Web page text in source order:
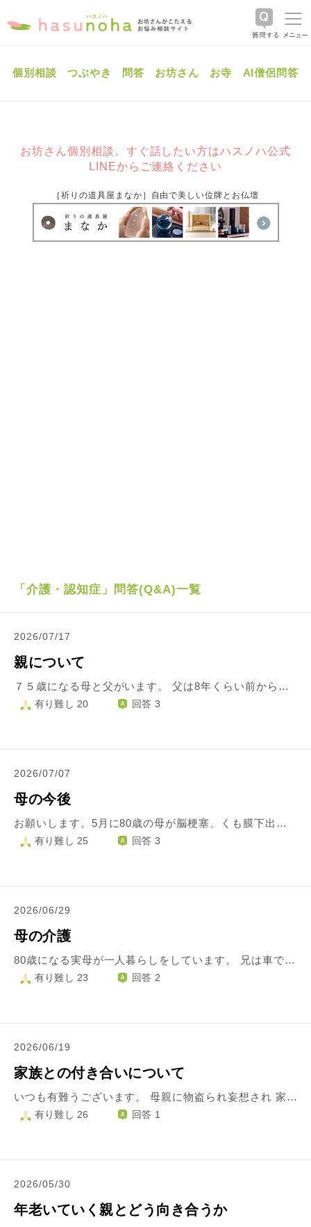
個別相談 つぶやき 問答 お坊さん お寺 AI僧侶問答
お坊さん個別相談。すぐ話したい方はハスノハ公式
LINEからご連絡ください
［祈りの道具屋まなか］自由で美しい位牌とお仏壇
「介護・認知症」問答(Q&A)一覧
2026/07/17
親について
７５歳になる母と父がいます。 父は8年くらい前からほぼ寝たきりです。 母は５０年以上前から統合失調症と自閉症です。 母は病気の波がすごくありますが父のことが大好きで寝たきりでもいい生きててくれれば便をかえるのも苦ではないと言って介護をすべてしています。 父は寝たきりですが頭はしっかりしています。 私が介護を手伝ってあげれたらいいのですが小学生の娘２人と中3の娘を育てていて余裕がありたせん。 仕事もなかなか休むこともできません。 ですが母や父が夜中に救急車で運ばれた時は何時だろうと迎えにいきますし月3.4回は実家に帰っていました。 ですが最近、仕事が忙しかったり地域の行事や子供の行事などで実家に月1.２回しかいけていません。 すると母から父が私には会いたいと言うてると電話がありたした。 その時、私は余裕がなくて｢仕事もあるし地域の行事や子供のこともあるからそんなこと言われてもすぐには行けないし困る｣と言って電話を切ってしまいました。 私はめったに親に怒ることはしません。 寝たきりはきっとツラい、父の介護はきっとツラいと思いどんな話もうんうんと静かに聞くように心がけています。 反抗しない私がダメなのか...結婚して子供がいなければ親を優先できたのに...そんな風に考えてしまいます。 結局私は時間を作り実家に行くでしょう。 ですが私の疲れは増えます。イライラするでしょう。 私も適応障害があり心療内科に通って薬を飲んでいるのでメンタルが弱いです。 親にも話しましたが忘れているようです。 親とどう向き合ったらいいのか親のケアマネさんに相談していいのかどこに相談したらいいのかわかりません。
有り難し 20 回答 3
2026/07/07
母の今後
お願いします。5月に80歳の母が脳梗塞、くも膜下出血、水頭症、心不全で救急車で運ばれました。今は父と施設に入居しており施設からの救急車です。私は車で3時間の場所に住んでおります。奇跡的に母は元気に回復にむかい今はリハビリ病院で歩く練習をしています。今週木曜日に病院から父に今迄の病状説明があります。そこで私と父の考えが全く違い悩んでいます。 父は以前のように散歩に行かせ食べたいものを食べさせる、好きな事をさせてあげて命つきるのであればいいと。 私は、いくら回復したといっても完治した訳ではないので、どうこれから病気と共存していくかだと思っていますので、塩分調整、今迄通りのお散歩は無理かなぁ。少しの距離のお散歩なら健康の為にいいと思っています。 長生きしてほしい為に今まで頑張ってきたのに、退院したら病院で禁止していたものを全部OKにし、それで命尽きたら仕方ないという考えには反感しかありません。 私達もサポートできる事は全てしてきました。一切話しを聞きません。 父の言ってる事も分かります。 どうしたらいいものか、少しでも助言いただきたくよろしくお願いします。
有り難し 25 回答 3
2026/06/29
母の介護
80歳になる実母が一人暮らしをしています。 兄は車で1時間弱のところに一人暮らし、 私は電車で3時間のところに夫と子供と暮らしています。 実母は昔から片付けや家事が苦手でした。 実母からは長らく、実家に来ないでほしいと言われていて、外であっていたのですが、 兄が実母の反対を押し切って家に入ったところ、 想像通りのゴミ屋敷になっていました。 それから2年、三人で片付けていますが、いっこうに片付きません。業者もいれたのですが、 母は暮らしているので、片付けても散らかるの堂々めぐりです。 兄は毎週末行き、泊まりませんが、片付けたり通院に連れて行ったり、介護認定もうけてるので、ケアマネージャーさんやヘルパーさんとのやりとり、 税金などの支払いなど面倒を見ています。 私は遠方なので、毎朝の電話と月2回日帰りで行っています。 正直、月2回でも大変だな、と感じてしまいます。 主に片付けに行くのですが、ずーっと片付けているので。しかも、自宅にかえると、私がいない間に夫と子供が散らかしていて、これもかえって夜、夜中に片付けなければいけなくて。 私はずっと、人が散らかしたものを片付け続けてるとおもうと、悲しくなってきます。 ただ、夫は月2回、子供を朝から晩まで面倒見てもらうので、それは感謝もしてるし、申し訳なさもあります。 私が専業主婦だからというのもあります。 休みの日は夫を休ませたい、でも実家の片付けもある、そのおもいです。 兄には、施設に母を入れることを提案しましたが、 可哀想だといいます。 でも、私もこれ以上はできないと伝えました。 兄も独身といえども仕事をしているので、 気持ちの部分でもひとりより私もいたほうが、 助かってるようです。 当の実母は呑気にしています。 なにか、気持ちが前向きにもっていける考え方、方法などはあるでしょうか。
有り難し 23 回答 2
2026/06/19
家族との付き合いについて
いつも有難うございます。 母親に物盗られ妄想され 家族も闘病中なので 心が疲弊してます。 その上 姉妹がありえない嘘をつき 母親に遺言書を書けと迫ったそうです。 姉妹とは こちらからは縁を切っている、という状況です。認知症気味の母親もさすがに 姉妹の言動がおかしいので 私を頼りにしている…と言われました。 姉妹の事は、どうでもいいのですが 母親とは過去、とても仲良しでした。父親の死後 姉妹の横槍もあり、ここ10年は泥棒扱いされては仲直り、また泥棒扱い…と、その繰り返しで 認知症のせいと分かりつつ きつい言葉や態度に許せない気持もあります。でも母親は、もう90代でいつどうなるかも分かりません。今は元気に施設で暮らしています。何かあれば出向くつもりですが、出来たら会いたくないし電話もしたくないです。母親からも そんなに連絡はありません。この様な状況の中、母親が亡くなってしまったら…と思う気持と ずっとキーパーソンをしてきたので もう、いいかな…という気持ちで揺れています。親を半分見捨てている私です。今後どうしたらいいのか… どうかご指導くださいませ。
有り難し 26 回答 1
2026/05/30
年老いていく親とどう向き合うか